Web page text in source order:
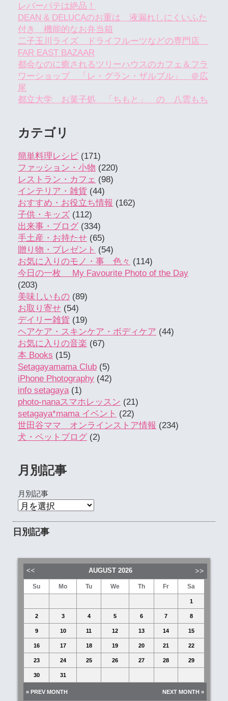
レバーパテは絶品！
DEAN & DELUCAのお重は 液漏れしにくいふた
付き 機能的なお弁当箱
二子玉川ライズ ドライフルーツなどの専門店
FAR EAST BAZAAR
都会なのに癒されるツリーハウスのカフェ＆フラ
ワーショップ 「レ・グラン・ザルブル」 ＠広
尾
都立大学 お菓子処 「ちもと」 の 八雲もち
カテゴリ
簡単料理レシピ (171)
ファッション・小物 (220)
レストラン・カフェ (98)
インテリア・雑貨 (44)
おすすめ・お役立ち情報 (162)
子供・キッズ (112)
出来事・ブログ (334)
手土産・お持たせ (65)
贈り物・プレゼント (54)
お気に入りのモノ・事 色々 (114)
今日の一枚 My Favourite Photo of the Day
(203)
美味しいもの (89)
お取り寄せ (54)
デイリー雑貨 (19)
ヘアケア・スキンケア・ボディケア (44)
お気に入りの音楽 (67)
本 Books (15)
Setagayamama Club (5)
iPhone Photography (42)
info setagaya (1)
photo-nanaスマホレッスン (21)
setagaya*mama イベント (22)
世田谷ママ オンラインストア情報 (234)
犬・ペットブログ (2)
月別記事
月別記事
日別記事
AUGUST 2026
Su Mo Tu We Th Fr Sa
1
2 3 4 5 6 7 8
9 10 11 12 13 14 15
16 17 18 19 20 21 22
23 24 25 26 27 28 29
30 31
« PREV MONTH NEXT MONTH »